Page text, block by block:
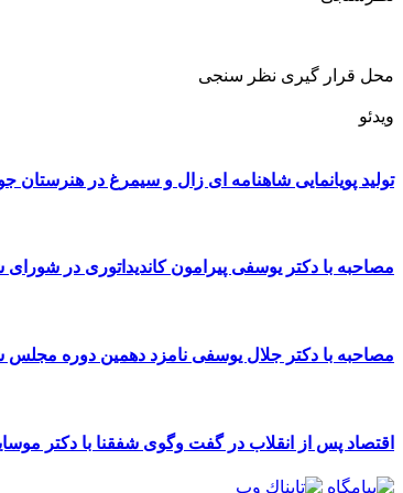
محل قرار گیری نظر سنجی
ویدئو
تولید پویانمایی شاهنامه ای زال و سیمرغ در هنرستان
مصاحبه با دکتر یوسفی پیرامون کاندیداتوری در شورای
مصاحبه با دکتر جلال یوسفی نامزد دهمین دوره
اقتصاد پس از انقلاب در گفت وگوی شفقنا با دکتر